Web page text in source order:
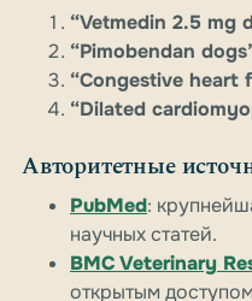
“Vetmedin 2.5 mg
“Pimobendan
“Congestive heart
“Dilated
Авторитетные
PubMed:
научных статей.
BMC Veterinary
открытым